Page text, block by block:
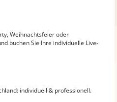
Weihnachtsfeier oder
buchen Sie Ihre individuelle Live-
individuell & professionell.